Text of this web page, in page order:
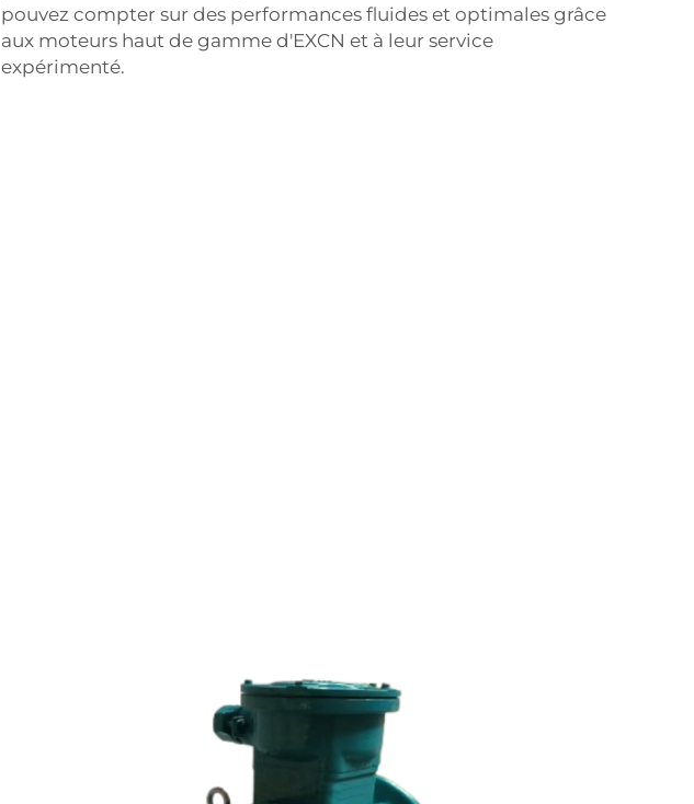
pouvez compter sur des performances fluides et optimales grâce
aux moteurs haut de gamme d'EXCN et à leur service
expérimenté.